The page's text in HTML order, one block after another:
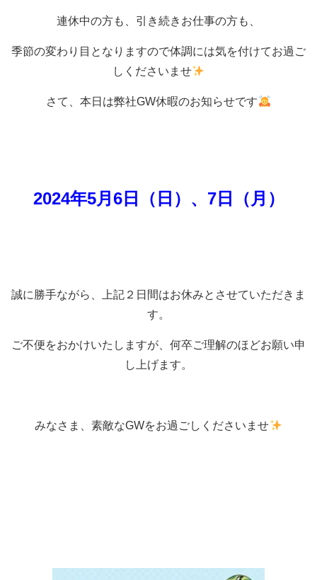
連休中の方も、引き続きお仕事の方も、
季節の変わり目となりますので体調には気を付けてお過ご
しくださいませ
さて、本日は弊社GW休暇のお知らせです
2024年5月6日（日）、7日（月）
誠に勝手ながら、上記２日間はお休みとさせていただきま
す。
ご不便をおかけいたしますが、何卒ご理解のほどお願い申
し上げます。
みなさま、素敵なGWをお過ごしくださいませ